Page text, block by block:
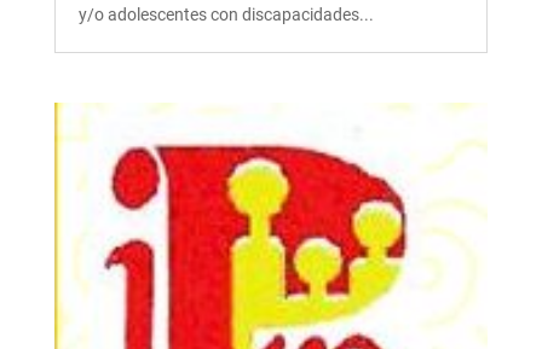
y/o adolescentes con discapacidades...